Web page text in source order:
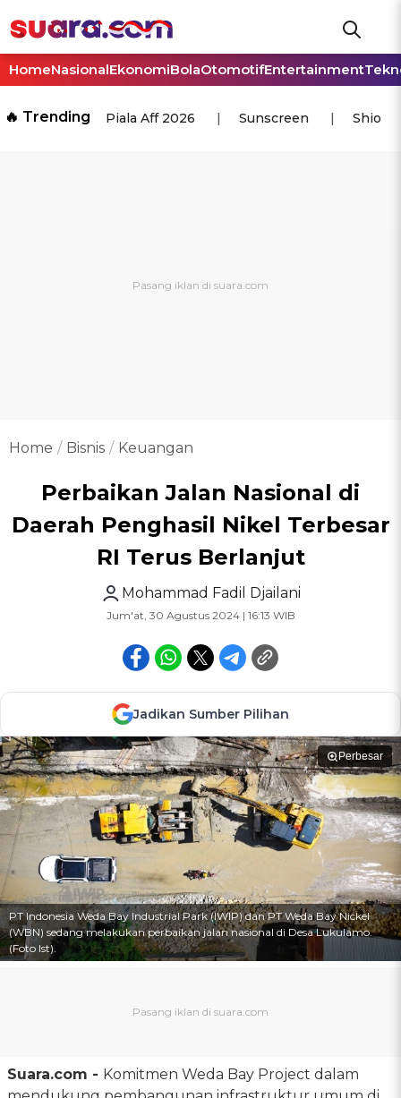
HomeNasionalEkonomiBolaOtomotifEntertainment
🔥 Trending Piala Aff 2026 Sunscreen Shio
Home Bisnis Keuangan
Perbaikan Jalan Nasional di
Daerah Penghasil Nikel Terbesar
RI Terus Berlanjut
Mohammad Fadil Djailani
Jum'at, 30 Agustus 2024 | 16:13 WIB
Jadikan Sumber Pilihan
Perbesar
PT Indonesia Weda Bay Industrial Park (IWIP) dan PT Weda Bay Nickel
(WBN) sedang melakukan perbaikan jalan nasional di Desa Lukulamo.
(Foto Ist).
Suara.com - Komitmen Weda Bay Project dalam